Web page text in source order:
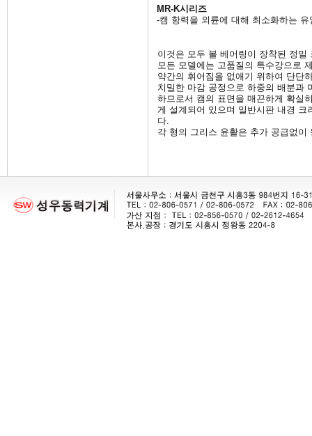
MR-K시리즈
-캠 항력을 외륜에 대해 최소화하는
이것은 모두 볼 베어링이 장착된 정밀
모든 모델에는 고품질의 특수강으로
약간의 휘어짐을 없애기 위하여 단단
치밀한 마감 공정으로 하중의 배분과
하므로서 캠의 표면을 매끈하게 확실
게 설계되어 있으며 일반시판 내경
다.
각 형의 그리스 윤활은 추가 공급없이